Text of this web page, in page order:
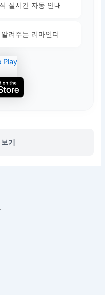
실시간 자동 안내
려주는 리마인더
기